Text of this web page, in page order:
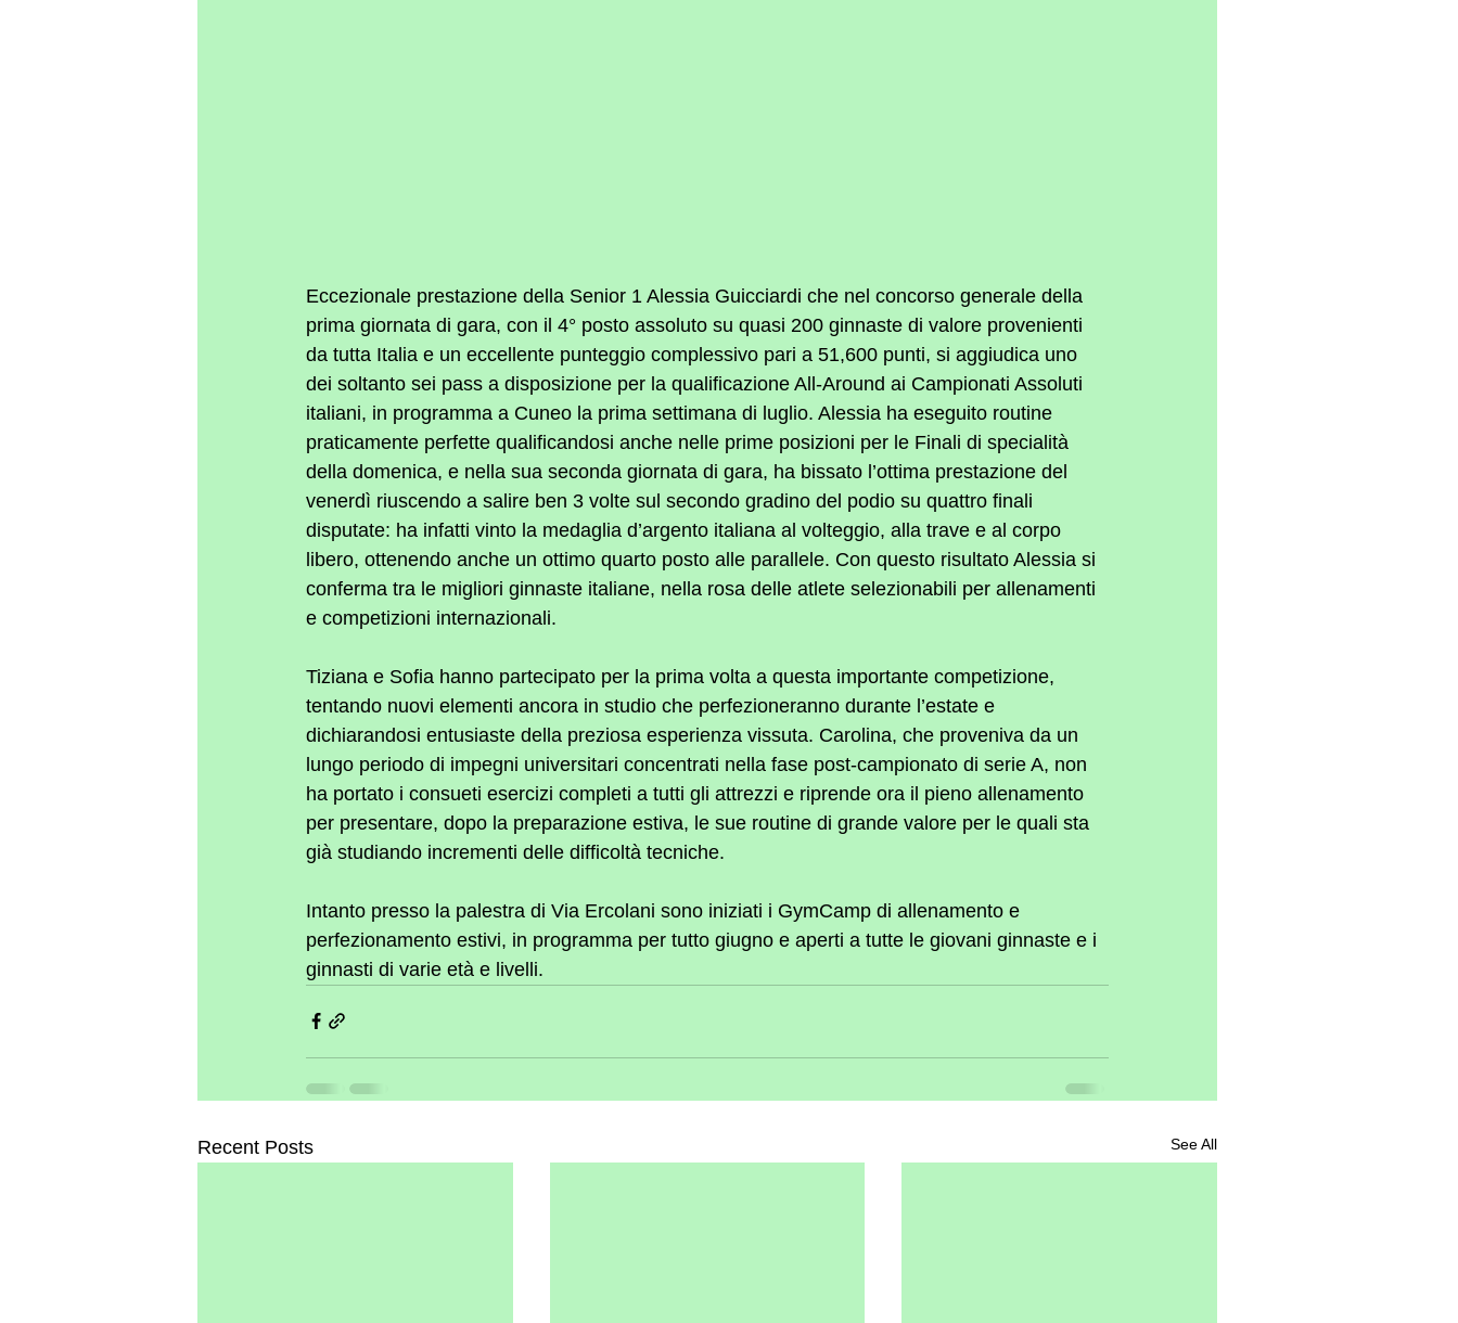
Eccezionale prestazione della Senior 1 Alessia Guicciardi che nel concorso generale della
prima giornata di gara, con il 4° posto assoluto su quasi 200 ginnaste di valore provenienti
da tutta Italia e un eccellente punteggio complessivo pari a 51,600 punti, si aggiudica uno
dei soltanto sei pass a disposizione per la qualificazione All-Around ai Campionati Assoluti
italiani, in programma a Cuneo la prima settimana di luglio. Alessia ha eseguito routine
praticamente perfette qualificandosi anche nelle prime posizioni per le Finali di specialità
della domenica, e nella sua seconda giornata di gara, ha bissato l’ottima prestazione del
venerdì riuscendo a salire ben 3 volte sul secondo gradino del podio su quattro finali
disputate: ha infatti vinto la medaglia d’argento italiana al volteggio, alla trave e al corpo
libero, ottenendo anche un ottimo quarto posto alle parallele. Con questo risultato Alessia si
conferma tra le migliori ginnaste italiane, nella rosa delle atlete selezionabili per allenamenti
e competizioni internazionali.
Tiziana e Sofia hanno partecipato per la prima volta a questa importante competizione,
tentando nuovi elementi ancora in studio che perfezioneranno durante l’estate e
dichiarandosi entusiaste della preziosa esperienza vissuta. Carolina, che proveniva da un
lungo periodo di impegni universitari concentrati nella fase post-campionato di serie A, non
ha portato i consueti esercizi completi a tutti gli attrezzi e riprende ora il pieno allenamento
per presentare, dopo la preparazione estiva, le sue routine di grande valore per le quali sta
già studiando incrementi delle difficoltà tecniche.
Intanto presso la palestra di Via Ercolani sono iniziati i GymCamp di allenamento e
perfezionamento estivi, in programma per tutto giugno e aperti a tutte le giovani ginnaste e i
ginnasti di varie età e livelli.
Recent Posts See All